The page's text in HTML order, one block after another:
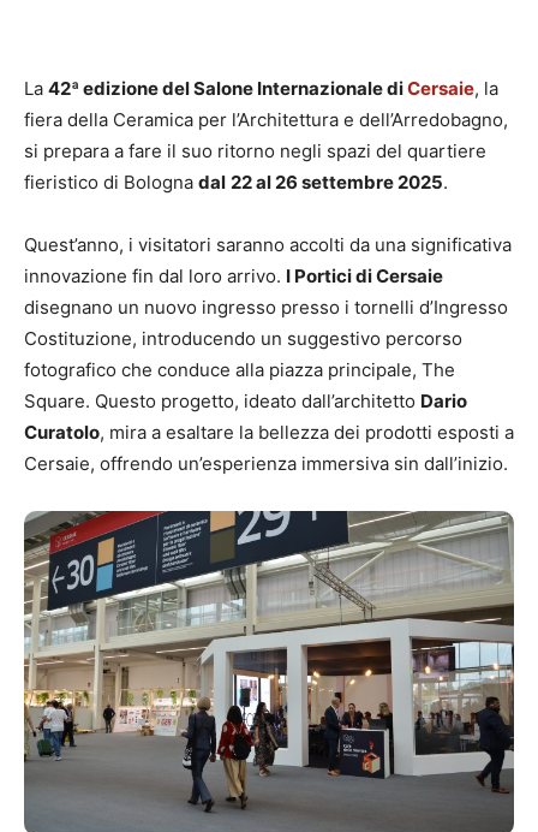
La 42ª edizione del Salone Internazionale diCersaie, la
fiera della Ceramica per l’Architettura e dell’Arredobagno,
si prepara a fare il suo ritorno negli spazi del quartiere
fieristico di Bologna dal 22 al 26 settembre 2025.
Quest’anno, i visitatori saranno accolti da una significativa
innovazione fin dal loro arrivo. I Portici di Cersaie
disegnano un nuovo ingresso presso i tornelli d’Ingresso
Costituzione, introducendo un suggestivo percorso
fotografico che conduce alla piazza principale, The
Square. Questo progetto, ideato dall’architetto Dario
Curatolo, mira a esaltare la bellezza dei prodotti esposti a
Cersaie, offrendo un’esperienza immersiva sin dall’inizio.